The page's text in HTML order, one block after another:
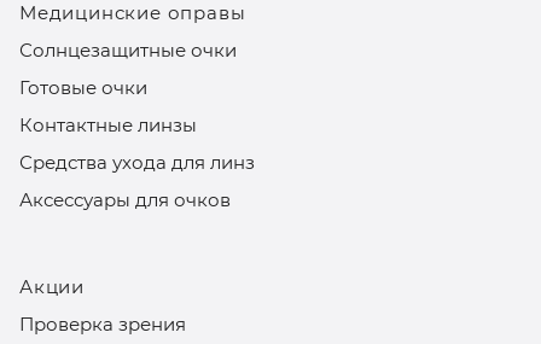
Медицинские оправы
Солнцезащитные очки
Готовые очки
Контактные линзы
Средства ухода для линз
Аксессуары для очков
Акции
Проверка зрения